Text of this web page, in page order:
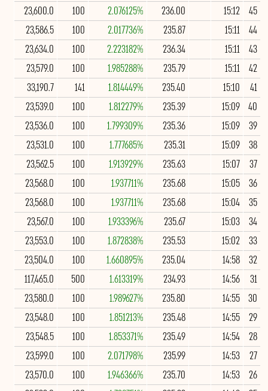
45
15:12
236.00
2.076125%
100
23,600.0
44
15:11
235.87
2.017736%
100
23,586.5
43
15:11
236.34
2.223182%
100
23,634.0
42
15:11
235.79
1.985288%
100
23,579.0
41
15:10
235.40
1.814449%
141
33,190.7
40
15:09
235.39
1.812279%
100
23,539.0
39
15:09
235.36
1.799309%
100
23,536.0
38
15:09
235.31
1.777685%
100
23,531.0
37
15:07
235.63
1.913929%
100
23,562.5
36
15:05
235.68
1.937711%
100
23,568.0
35
15:04
235.68
1.937711%
100
23,568.0
34
15:03
235.67
1.933396%
100
23,567.0
33
15:02
235.53
1.872838%
100
23,553.0
32
14:58
235.04
1.660895%
100
23,504.0
31
14:56
234.93
1.613319%
500
117,465.0
30
14:55
235.80
1.989627%
100
23,580.0
29
14:55
235.48
1.851213%
100
23,548.0
28
14:54
235.49
1.853371%
100
23,548.5
27
14:53
235.99
2.071798%
100
23,599.0
26
14:53
235.70
1.946366%
100
23,570.0